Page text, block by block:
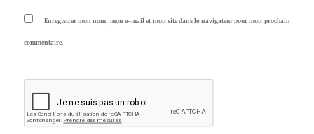
Enregistrer mon nom, mon e-mail et mon site dans le navigateur pour mon prochain
commentaire.